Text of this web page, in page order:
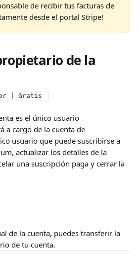
de recibir tus facturas de
desde el portal Stripe!
de la
| Gratis
es el único usuario
a cargo de la cuenta de
usuario que puede suscribirse a
actualizar los detalles de la
una suscripción paga y cerrar la
de la cuenta, puedes transferir la
de tu cuenta.